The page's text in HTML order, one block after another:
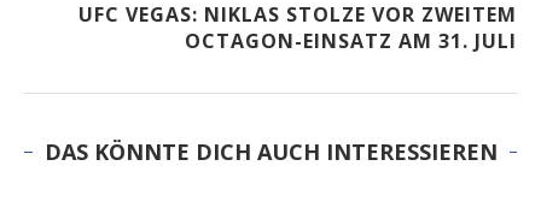
UFC VEGAS: NIKLAS STOLZE VOR ZWEITEM
OCTAGON-EINSATZ AM 31. JULI
DAS KÖNNTE DICH AUCH INTERESSIEREN